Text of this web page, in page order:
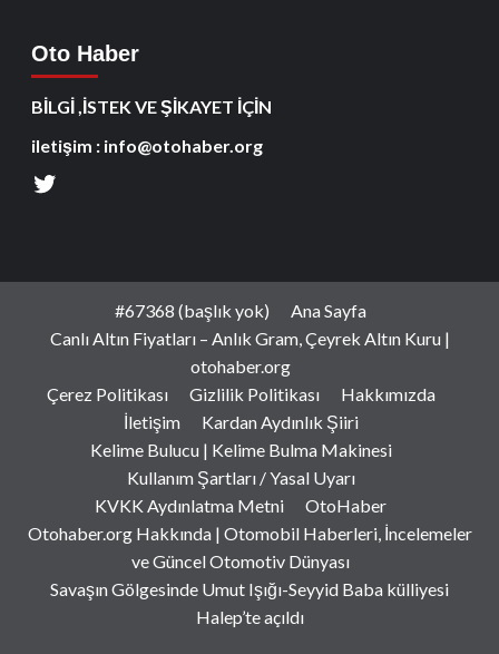
Oto Haber
BİLGİ ,İSTEK VE ŞİKAYET İÇİN
iletişim : info@otohaber.org
#67368 (başlık yok)
Ana Sayfa
Canlı Altın Fiyatları – Anlık Gram, Çeyrek Altın Kuru |
otohaber.org
Çerez Politikası
Gizlilik Politikası
Hakkımızda
İletişim
Kardan Aydınlık Şiiri
Kelime Bulucu | Kelime Bulma Makinesi
Kullanım Şartları / Yasal Uyarı
KVKK Aydınlatma Metni
OtoHaber
Otohaber.org Hakkında | Otomobil Haberleri, İncelemeler
ve Güncel Otomotiv Dünyası
Savaşın Gölgesinde Umut Işığı-Seyyid Baba külliyesi
Halep’te açıldı